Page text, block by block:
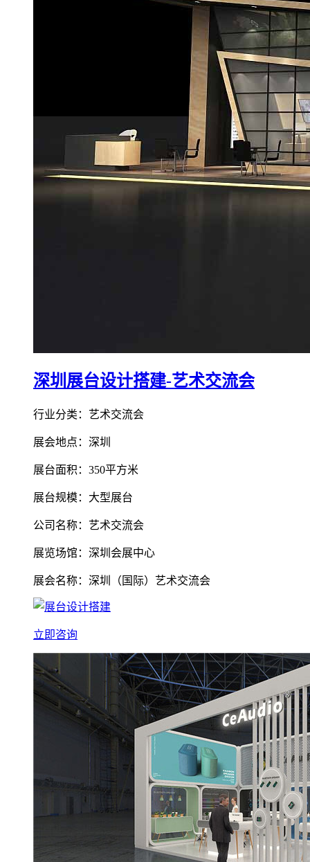
深圳展台设计搭建-艺术交流会
行业分类：艺术交流会
展会地点：深圳
展台面积：350平方米
展台规模：大型展台
公司名称：艺术交流会
展览场馆：深圳会展中心
展会名称：深圳（国际）艺术交流会
立即咨询